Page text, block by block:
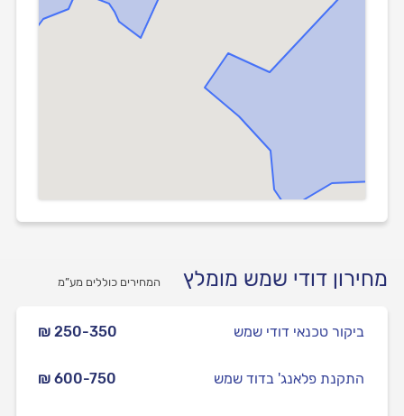
מחירון דודי שמש מומלץ המחירים כוללים מע”מ
₪ 250-350 ביקור טכנאי דודי שמש
₪ 600-750 התקנת פלאנג' בדוד שמש